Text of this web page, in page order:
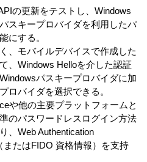
の更新をテストし、Windows
スキープロバイダを利用したパ
にする。
、モバイルデバイスで作成した
、Windows Helloを介した認証
パスキープロバイダに加
ロバイダを選択できる。
や他の主要プラットフォームと
のパスワードレスログイン方法
、Web Authentication
またはFIDO 資格情報）を支持